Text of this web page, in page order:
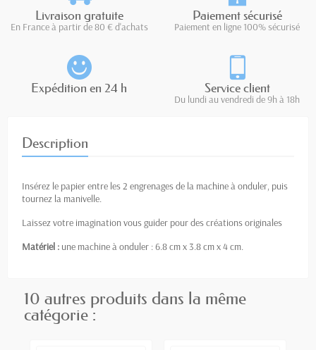
Livraison gratuite
En France à partir de 80 € d'achats
Paiement sécurisé
Paiement en ligne 100% sécurisé
Expédition en 24 h Service client
Du lundi au vendredi de 9h à 18h
Description
Insérez le papier entre les 2 engrenages de la machine à onduler, puis
tournez la manivelle.
Laissez votre imagination vous guider pour des créations originales
Matériel : une machine à onduler : 6.8 cm x 3.8 cm x 4 cm.
10 autres produits dans la même
catégorie :